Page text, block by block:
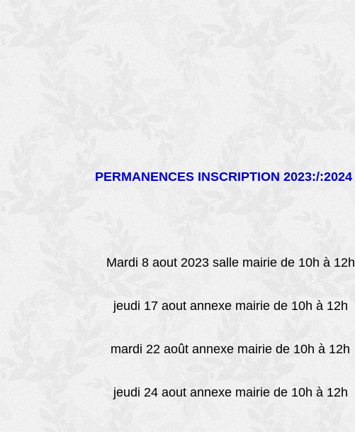
PERMANENCES INSCRIPTION 2023:/:2024
Mardi 8 aout 2023 salle mairie de 10h à 12h
jeudi 17 aout annexe mairie de 10h à 12h
mardi 22 août annexe mairie de 10h à 12h
jeudi 24 aout annexe mairie de 10h à 12h